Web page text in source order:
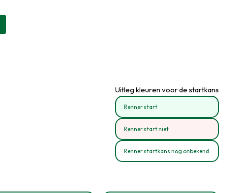
Uitleg kleuren voor de startkans
Renner start
Renner start niet
Renner startkans nog onbekend